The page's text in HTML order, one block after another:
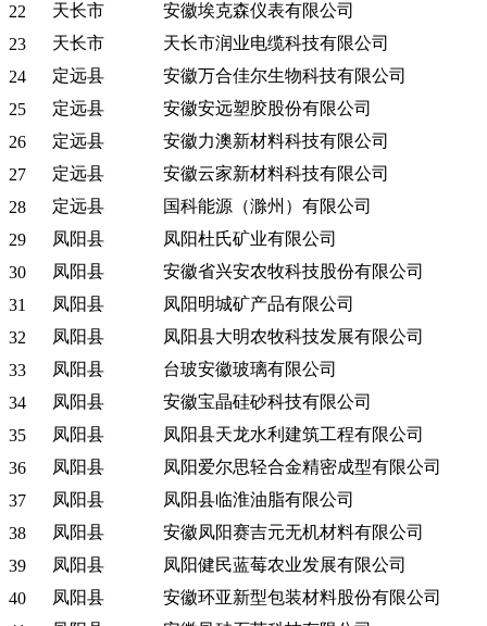
22
天长市
安徽埃克森仪表有限公司
23
天长市
天长市润业电缆科技有限公司
24
定远县
安徽万合佳尔生物科技有限公司
25
定远县
安徽安远塑胶股份有限公司
26
定远县
安徽力澳新材料科技有限公司
27
定远县
安徽云家新材料科技有限公司
28
定远县
国科能源（滁州）有限公司
29
凤阳县
凤阳杜氏矿业有限公司
30
凤阳县
安徽省兴安农牧科技股份有限公司
31
凤阳县
凤阳明城矿产品有限公司
32
凤阳县
凤阳县大明农牧科技发展有限公司
33
凤阳县
台玻安徽玻璃有限公司
34
凤阳县
安徽宝晶硅砂科技有限公司
35
凤阳县
凤阳县天龙水利建筑工程有限公司
36
凤阳县
凤阳爱尔思轻合金精密成型有限公司
37
凤阳县
凤阳县临淮油脂有限公司
38
凤阳县
安徽凤阳赛吉元无机材料有限公司
39
凤阳县
凤阳健民蓝莓农业发展有限公司
40
凤阳县
安徽环亚新型包装材料股份有限公司